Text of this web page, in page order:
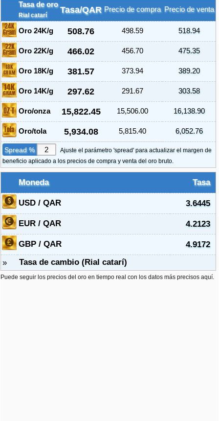
Tasa de oro
Rial catarí
Tasa/QAR Precio de compra Precio de venta
Oro 24K/g 508.76 498.59 518.94
Oro 22K/g 466.02 456.70 475.35
Oro 18K/g 381.57 373.94 389.20
Oro 14K/g 297.62 291.67 303.58
Oro/onza 15,822.45 15,506.00 16,138.90
Oro/tola 5,934.08 5,815.40 6,052.76
Spread %
Ajuste el parámetro 'spread' para actualizar el margen de
beneficio aplicado a los precios de compra y venta del oro bruto.
Moneda Tasa
USD / QAR 3.6445
EUR / QAR 4.2123
GBP / QAR
4.9172
»
Tasa de cambio (Rial catarí)
Puede seguir los precios del oro en tiempo real con los datos más precisos aquí.